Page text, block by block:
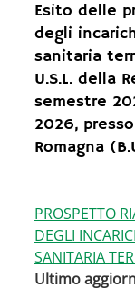
Esito delle
degli
sanitaria
U.S.L. della
semestre
2026,
Romagna
PROSPETTO
DEGLI
SANITARIA
Ultimo